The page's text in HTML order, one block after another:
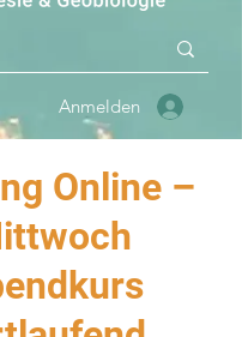
Anmelden
Online –